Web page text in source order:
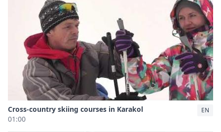
Cross-country skiing courses in Karakol
01:00
EN